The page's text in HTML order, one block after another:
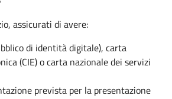
assicurati di avere:
di identità digitale), carta
(CIE) o carta nazionale dei servizi
prevista per la presentazione